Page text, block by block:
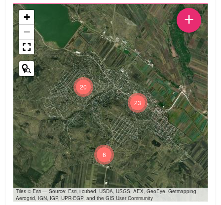
23
20
6
+
−
Tiles © Esri — Source: Esri, i-cubed, USDA, USGS, AEX, GeoEye, Getmapping,
Aerogrid, IGN, IGP, UPR-EGP, and the GIS User Community
+